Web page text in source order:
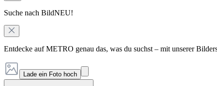
Suche nach BildNEU!
Entdecke auf METRO genau das, was du suchst – mit unserer
Lade ein Foto hoch